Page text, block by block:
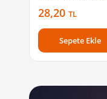
28,20 TL
Sepete Ekle